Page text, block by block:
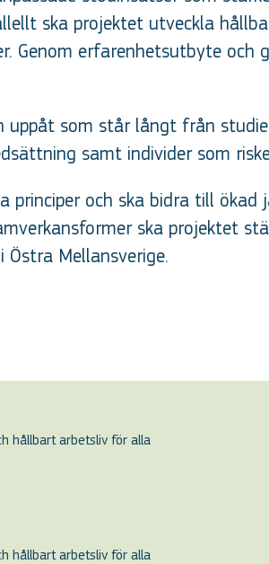
ska projektet utveckla
Genom erfarenhetsutbyte
som står långt från
samt individer som
principer och ska bidra till
ska projektet
Mellansverige.
hållbart arbetsliv för alla
hållbart arbetsliv för alla